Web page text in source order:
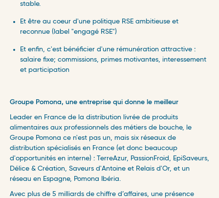
stable.
Et être au coeur d'une politique RSE ambitieuse et
reconnue (label "engagé RSE")
Et enfin, c'est bénéficier d'une rémunération attractive :
salaire fixe; commissions, primes motivantes, interessement
et participation
Groupe Pomona, une entreprise qui donne le meilleur
Leader en France de la distribution livrée de produits
alimentaires aux professionnels des métiers de bouche, le
Groupe Pomona ce n'est pas un, mais six réseaux de
distribution spécialisés en France (et donc beaucoup
d'opportunités en interne) : TerreAzur, PassionFroid, EpiSaveurs,
Délice & Création, Saveurs d'Antoine et Relais d'Or, et un
réseau en Espagne, Pomona Ibéria.
Avec plus de 5 milliards de chiffre d’affaires, une présence